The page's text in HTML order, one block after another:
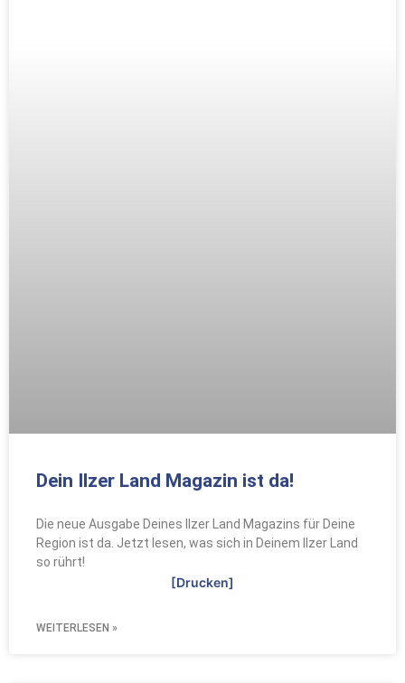
Dein Ilzer Land Magazin ist da!
Die neue Ausgabe Deines Ilzer Land Magazins für Deine
Region ist da. Jetzt lesen, was sich in Deinem Ilzer Land
so rührt!
[Drucken]
WEITERLESEN »